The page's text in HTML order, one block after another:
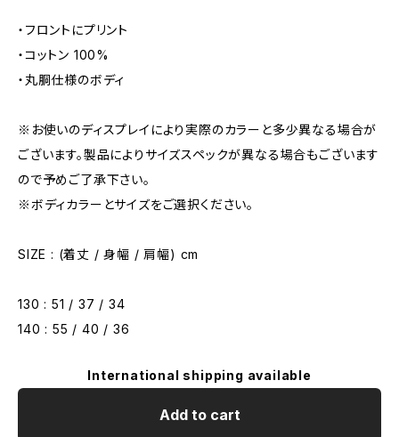
・フロントにプリント
・コットン 100%
・丸胴仕様のボディ
※お使いのディスプレイにより実際のカラーと多少異なる場合が
ございます。製品によりサイズスペックが異なる場合もございます
ので予めご了承下さい。
※ボディカラーとサイズをご選択ください。
SIZE : (着丈 / 身幅 / 肩幅) cm
130 : 51 / 37 / 34
140 : 55 / 40 / 36
International shipping available
Add to cart